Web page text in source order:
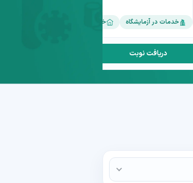
خدمات در آزمایشگاه خدمات در منزل
دریافت نوبت